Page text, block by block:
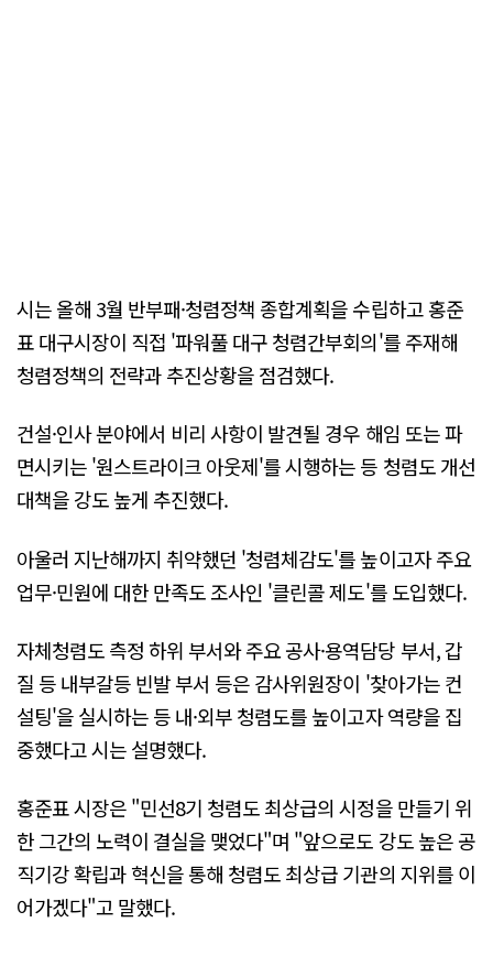
시는 올해 3월 반부패·청렴정책 종합계획을 수립하고 홍준
표 대구시장이 직접 '파워풀 대구 청렴간부회의'를 주재해
청렴정책의 전략과 추진상황을 점검했다.
건설·인사 분야에서 비리 사항이 발견될 경우 해임 또는 파
면시키는 '원스트라이크 아웃제'를 시행하는 등 청렴도 개선
대책을 강도 높게 추진했다.
아울러 지난해까지 취약했던 '청렴체감도'를 높이고자 주요
업무·민원에 대한 만족도 조사인 '클린콜 제도'를 도입했다.
자체청렴도 측정 하위 부서와 주요 공사·용역담당 부서, 갑
질 등 내부갈등 빈발 부서 등은 감사위원장이 '찾아가는 컨
설팅'을 실시하는 등 내·외부 청렴도를 높이고자 역량을 집
중했다고 시는 설명했다.
홍준표 시장은 "민선8기 청렴도 최상급의 시정을 만들기 위
한 그간의 노력이 결실을 맺었다"며 "앞으로도 강도 높은 공
직기강 확립과 혁신을 통해 청렴도 최상급 기관의 지위를 이
어가겠다"고 말했다.